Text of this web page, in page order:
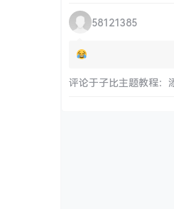
58121385
评论于子比主题教程：添加底